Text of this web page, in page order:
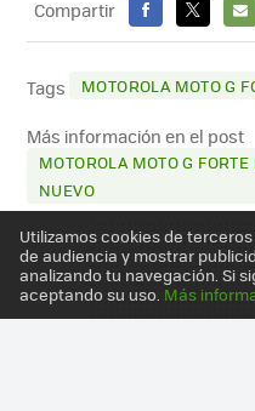
Compartir
FACEBOOK
X
E-
Tags MOTOROLA MOTO G
Más información en el post
MOTOROLA MOTO G
NUEVO
Utilizamos cookies de
de audiencia y mostrar
analizando tu navegación. Si
aceptando su uso. Más